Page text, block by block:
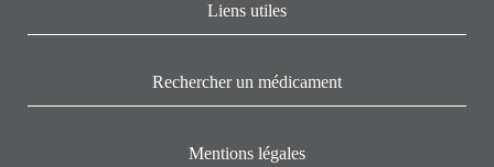
Liens utiles
Rechercher un médicament
Mentions légales